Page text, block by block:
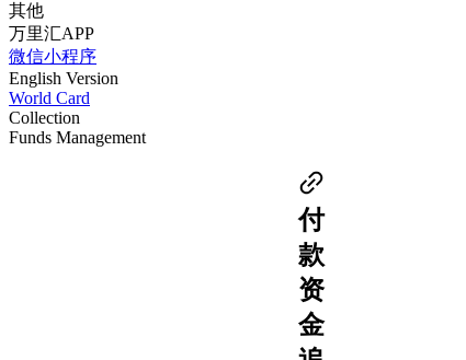
其他
万里汇APP
微信小程序
English Version
World Card
Collection
Funds Management
付
款
资
金